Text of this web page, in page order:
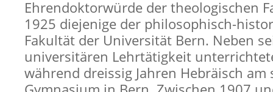
Ehrendoktorwürde der theologischen
1925 diejenige der philosophisch-
Fakultät der Universität Bern. Neben
universitären Lehrtätigkeit
während dreissig Jahren Hebräisch am